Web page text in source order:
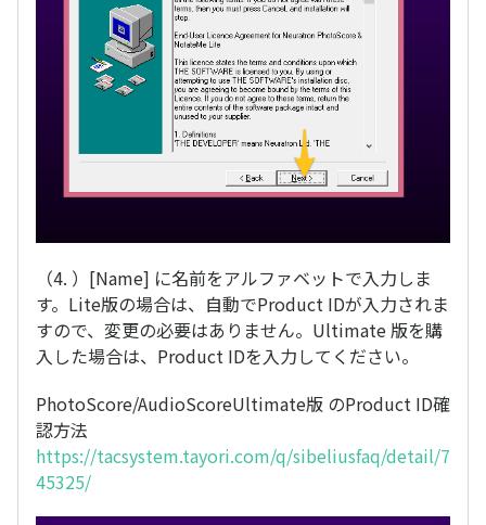
（4. ）[Name] に名前をアルファベットで入力しま
す。Lite版の場合は、自動でProduct IDが入力されま
すので、変更の必要はありません。Ultimate 版を購
入した場合は、Product IDを入力してください。
PhotoScore/AudioScoreUltimate版 のProduct ID確
認方法
https://tacsystem.tayori.com/q/sibeliusfaq/detail/7
45325/